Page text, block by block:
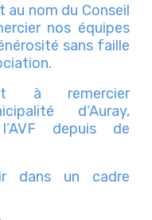
au nom du Conseil
nos équipes
sans faille
à remercier
d’Auray,
depuis de
dans un cadre